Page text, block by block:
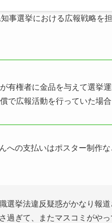
事選挙における広報戦略を
有権者に金品を与えて選挙
で広報活動を行っていた場
への支払いはポスター制作
選挙法違反疑惑がかなり報
過ぎて、またマスコミがやっ